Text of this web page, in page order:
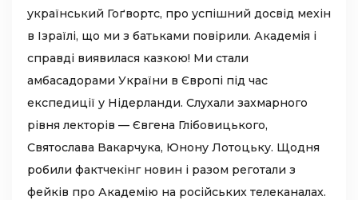
український Гоґвортс, про успішний досвід мехін
в Ізраїлі, що ми з батьками повірили. Академія і
справді виявилася казкою! Ми стали
амбасадорами України в Європі під час
експедиції у Нідерланди. Слухали захмарного
рівня лекторів — Євгена Глібовицького,
Святослава Вакарчука, Юнону Лотоцьку. Щодня
робили фактчекінг новин і разом реготали з
фейків про Академію на російських телеканалах.